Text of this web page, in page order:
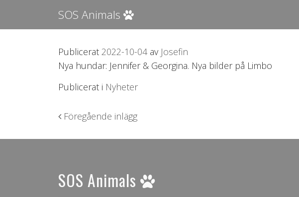
SOS Animals
Publicerat 2022-10-04av Josefin
Nya hundar: Jennifer & Georgina. Nya bilder på Limbo
Publicerat i Nyheter
Inläggsnavigering
Föregående inlägg
SOS Animals